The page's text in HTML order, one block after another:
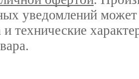
уведомлений
и технические